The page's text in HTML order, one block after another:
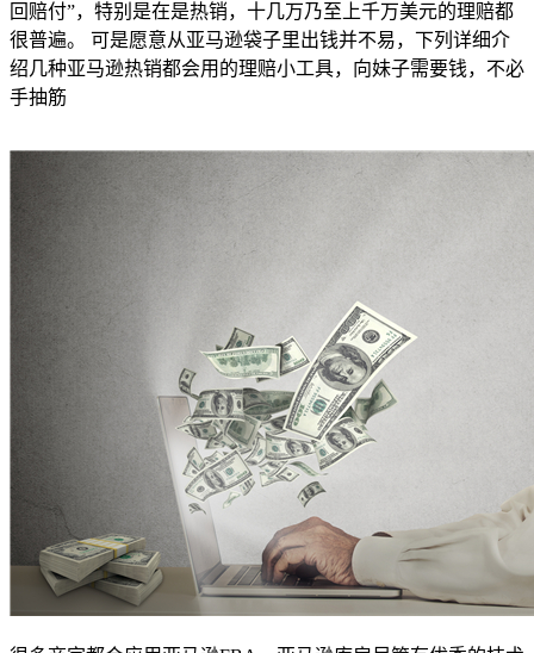
回赔付”，特别是在是热销，十几万乃至上千万美元的理赔都
很普遍。 可是愿意从亚马逊袋子里出钱并不易，下列详细介
绍几种亚马逊热销都会用的理赔小工具，向妹子需要钱，不必
手抽筋